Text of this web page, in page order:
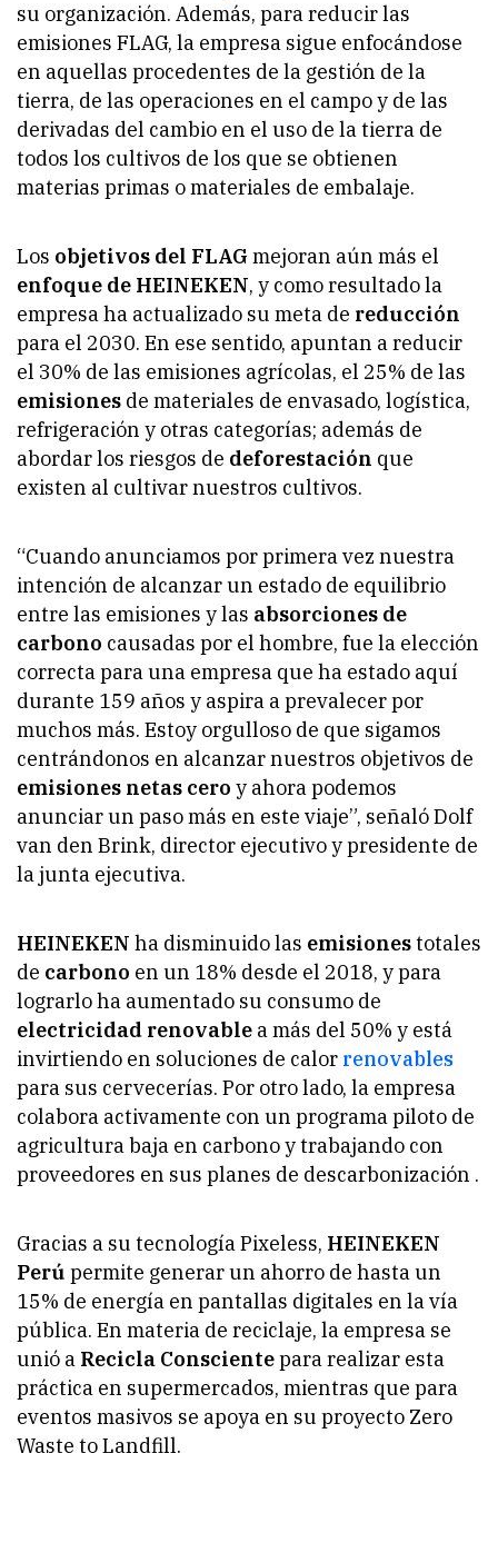
su organización. Además, para reducir las
emisiones FLAG, la empresa sigue enfocándose
en aquellas procedentes de la gestión de la
tierra, de las operaciones en el campo y de las
derivadas del cambio en el uso de la tierra de
todos los cultivos de los que se obtienen
materias primas o materiales de embalaje.
Los objetivos del FLAG mejoran aún más el
enfoque de HEINEKEN, y como resultado la
empresa ha actualizado su meta de reducción
para el 2030. En ese sentido, apuntan a reducir
el 30% de las emisiones agrícolas, el 25% de las
emisiones de materiales de envasado, logística,
refrigeración y otras categorías; además de
abordar los riesgos de deforestación que
existen al cultivar nuestros cultivos.
“Cuando anunciamos por primera vez nuestra
intención de alcanzar un estado de equilibrio
entre las emisiones y las absorciones de
carbono causadas por el hombre, fue la elección
correcta para una empresa que ha estado aquí
durante 159 años y aspira a prevalecer por
muchos más. Estoy orgulloso de que sigamos
centrándonos en alcanzar nuestros objetivos de
emisiones netas cero y ahora podemos
anunciar un paso más en este viaje”, señaló Dolf
van den Brink, director ejecutivo y presidente de
la junta ejecutiva.
HEINEKEN ha disminuido las emisionestotales
de carbono en un 18% desde el 2018, y para
lograrlo ha aumentado su consumo de
electricidad renovable a más del 50% y está
invirtiendo en soluciones de calor renovables
para sus cervecerías. Por otro lado, la empresa
colabora activamente con un programa piloto de
agricultura baja en carbono y trabajando con
proveedores en sus planes de descarbonización .
Gracias a su tecnología Pixeless, HEINEKEN
Perú permite generar un ahorro de hasta un
15% de energía en pantallas digitales en la vía
pública. En materia de reciclaje, la empresa se
unió a Recicla Conscientepara realizar esta
práctica en supermercados, mientras que para
eventos masivos se apoya en su proyecto Zero
Waste to Landfill.